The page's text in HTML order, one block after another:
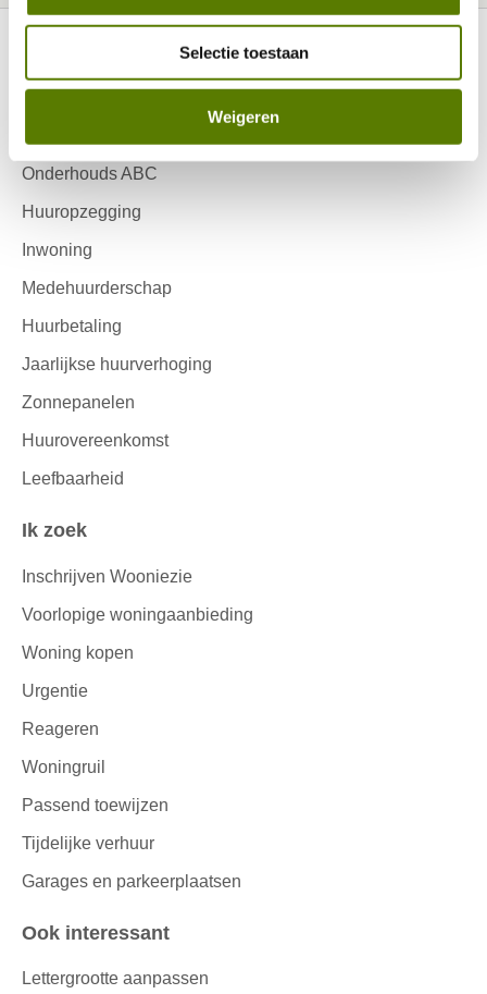
Selectie toestaan
Weigeren
Contactinformatie
Ik huur
Onderhouds ABC
Huuropzegging
Inwoning
Medehuurderschap
Huurbetaling
Jaarlijkse huurverhoging
Zonnepanelen
Huurovereenkomst
Leefbaarheid
Ik zoek
Inschrijven Wooniezie
Voorlopige woningaanbieding
Woning kopen
Urgentie
Reageren
Woningruil
Passend toewijzen
Tijdelijke verhuur
Garages en parkeerplaatsen
Ook interessant
Lettergrootte aanpassen